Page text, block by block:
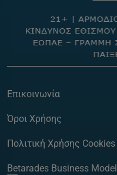
Επικοινωνία
Όροι Χρήσης
Πολιτική Χρήσης Cookies
Betarades Business Model